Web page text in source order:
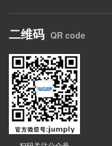
二维码 QR code